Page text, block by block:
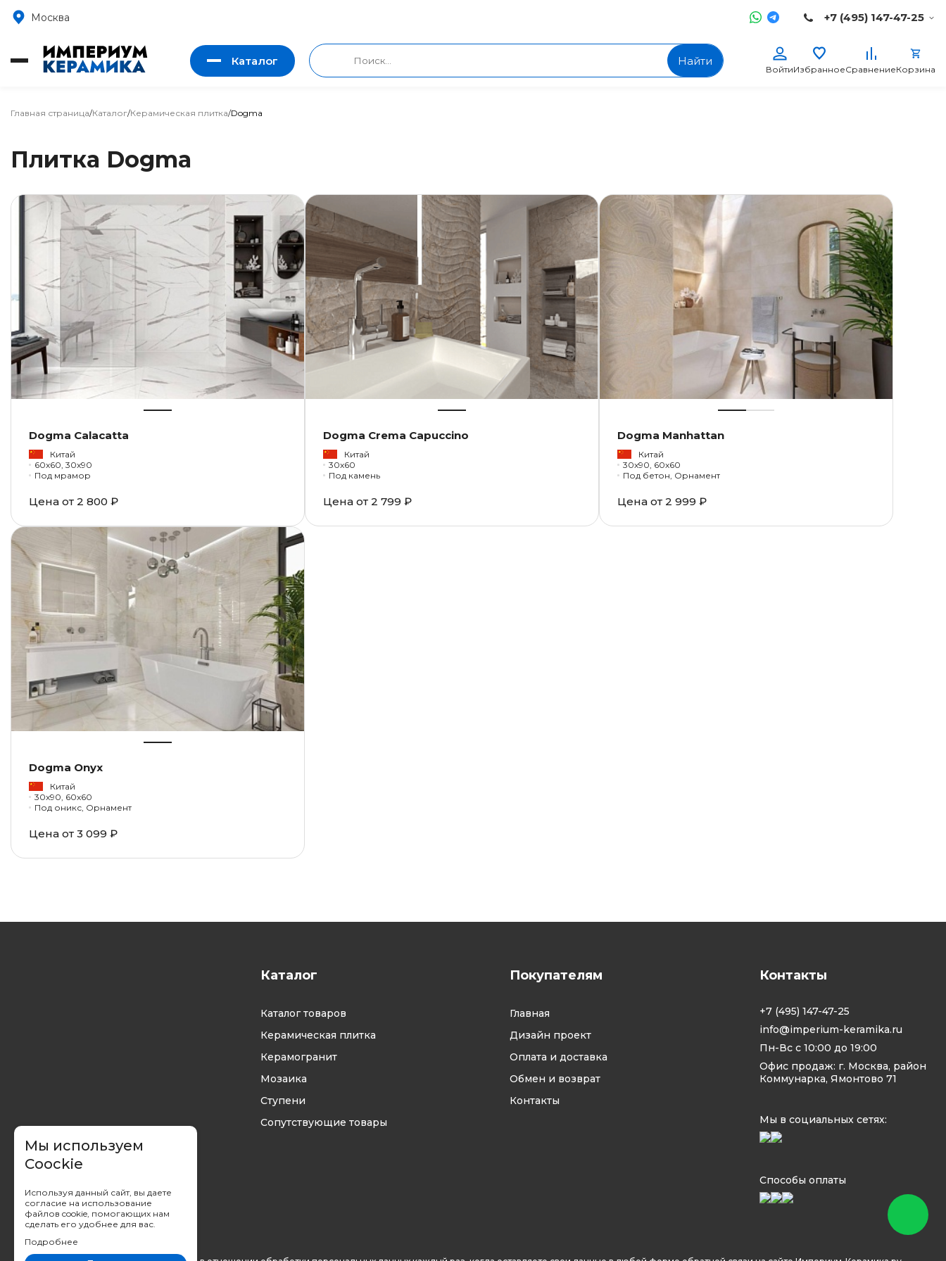
Москва +7 (495) 147-47-25
Каталог Найти
ВойтиИзбранноеСравнениеКорзина
Главная страница/Каталог/Керамическая плитка/Dogma
Плитка Dogma
Dogma Calacatta
Китай
60x60, 30x90
Под мрамор
Цена от 2 800 ₽
Dogma Crema Capuccino
Китай
30x60
Под камень
Цена от 2 799 ₽
Dogma Manhattan
Китай
30x90, 60x60
Под бетон, Орнамент
Цена от 2 999 ₽
Dogma Onyx
Китай
30x90, 60x60
Под оникс, Орнамент
Цена от 3 099 ₽
Каталог
Каталог товаров
Керамическая плитка
Керамогранит
Мозаика
Ступени
Сопутствующие товары
Покупателям
Главная
Дизайн проект
Оплата и доставка
Обмен и возврат
Контакты
Контакты
+7 (495) 147-47-25
info@imperium-keramika.ru
Пн-Вс с 10:00 до 19:00
Офис продаж: г. Москва, район
Коммунарка, Ямонтово 71
Мы в социальных сетях:
Способы оплаты
Мы используем
Coockie
Используя данный сайт, вы даете
согласие на использование
файлов cookie, помогающих нам
сделать его удобнее для вас.
Подробнее